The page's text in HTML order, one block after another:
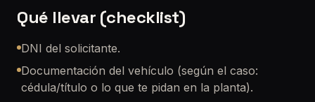
Qué llevar (checklist)
DNI del solicitante.
Documentación del vehículo (según el caso:
cédula/título o lo que te pidan en la planta).